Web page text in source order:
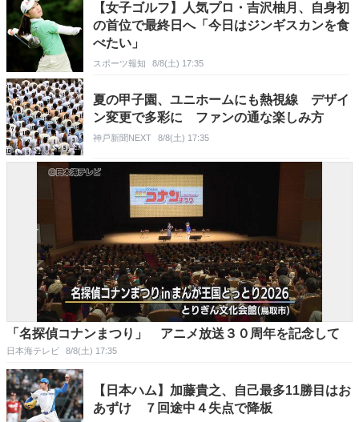
【女子ゴルフ】人気プロ・吉沢柚月、自身初
の首位で最終日へ「今日はジンギスカンを食
べたい」
スポーツ報知 8/8(土) 17:35
夏の甲子園、ユニホームにも熱視線 デザイ
ン変更で多彩に ファンの通な楽しみ方
神戸新聞NEXT 8/8(土) 17:35
「名探偵コナンまつり」 アニメ放送３０周年を記念して
日本海テレビ 8/8(土) 17:35
【日本ハム】加藤貴之、自己最多11勝目はお
あずけ ７回途中４失点で降板